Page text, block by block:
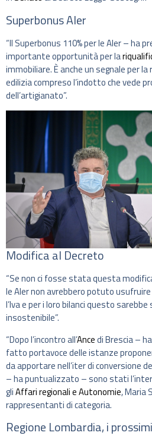
Superbonus Aler
“Il Superbonus 110% per le Aler – ha
importante opportunità per la
immobiliare. È anche un segnale per
edilizia compreso l’indotto che vede
dell’artigianato”.
Modifica al Decreto
“Se non ci fosse stata questa
le Aler non avrebbero potuto
l’Iva e per i loro bilanci questo
insostenibile”.
“Dopo l’incontro all’Ancedi Brescia –
fatto portavoce delle istanze
da apportare nell’iter di conversione
– ha puntualizzato – sono stati
gliAffari regionali e Autonomie, Maria
rappresentanti di categoria.
Regione Lombardia, i